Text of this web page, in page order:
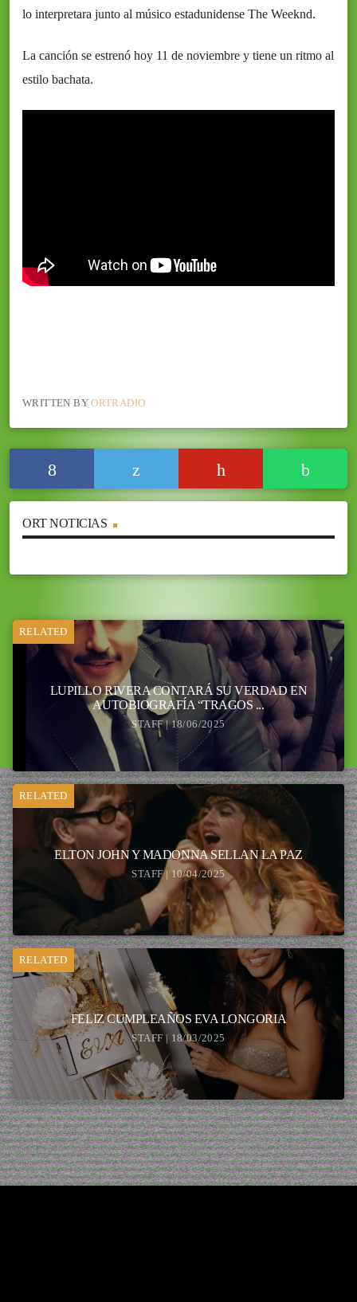
lo interpretara junto al músico estadunidense The Weeknd.
La canción se estrenó hoy 11 de noviembre y tiene un ritmo al
estilo bachata.
WRITTEN BYORTRADIO
ORT NOTICIAS
RELATED
LUPILLO RIVERA CONTARÁ SU VERDAD EN
AUTOBIOGRAFÍA “TRAGOS ...
STAFF | 18/06/2025
RELATED
ELTON JOHN Y MADONNA SELLAN LA PAZ
STAFF | 10/04/2025
RELATED
FELIZ CUMPLEAÑOS EVA LONGORIA
STAFF | 18/03/2025